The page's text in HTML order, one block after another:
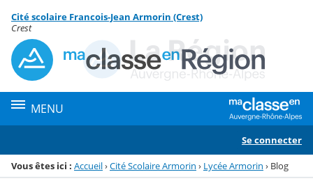
Menu de la rubrique
Contenu
Cité scolaire Francois-Jean Armorin (Crest)
Crest
MENU
Se connecter
Vous êtes ici : Accueil›Cité Scolaire Armorin › Lycée Armorin › Blog